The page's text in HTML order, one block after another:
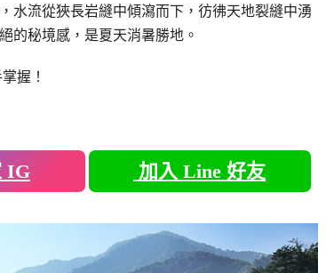
水流從狹長岩縫中傾瀉而下，彷彿天地裂縫中湧
的秘境感，是夏天消暑勝地。
握！
IG 加入 Line 好友